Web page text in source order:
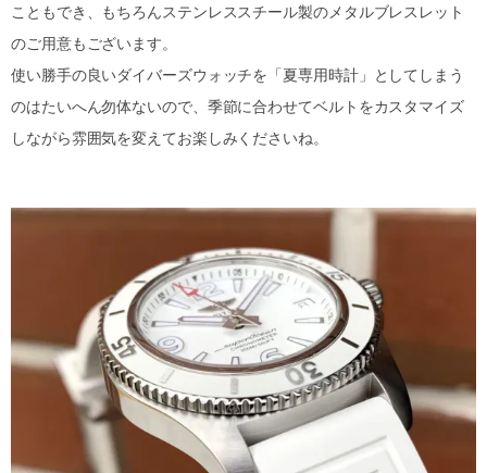
こともでき、もちろんステンレススチール製のメタルブレスレット
のご用意もございます。
使い勝手の良いダイバーズウォッチを「夏専用時計」としてしまう
のはたいへん勿体ないので、季節に合わせてベルトをカスタマイズ
しながら雰囲気を変えてお楽しみくださいね。